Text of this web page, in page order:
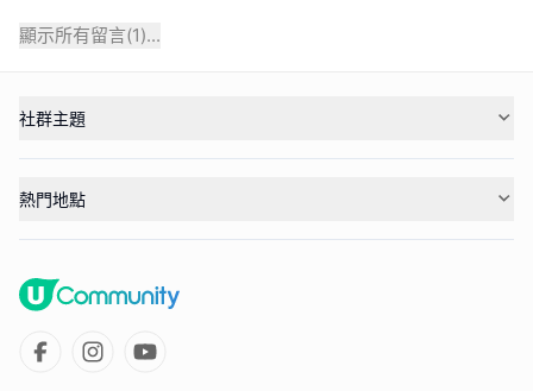
顯示所有留言(1)...
社群主題
熱門地點